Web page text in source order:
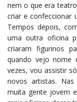
nem o que era
criar e confeccionar
Tempos depois,
uma outra oficina
criaram figurinos
quando vejo nome
vezes, vou assistir
novos artistas.
muita gente jovem